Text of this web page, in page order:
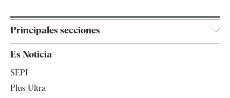
Principales secciones
España
Es Noticia
SEPI
Plus Ultra